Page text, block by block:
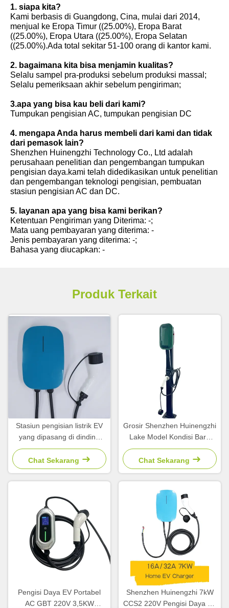
1. siapa kita?
Kami berbasis di Guangdong, Cina, mulai dari 2014,
menjual ke Eropa Timur ((25.00%), Eropa Barat
((25.00%), Eropa Utara ((25.00%), Eropa Selatan
((25.00%).Ada total sekitar 51-100 orang di kantor kami.
2. bagaimana kita bisa menjamin kualitas?
Selalu sampel pra-produksi sebelum produksi massal;
Selalu pemeriksaan akhir sebelum pengiriman;
3.apa yang bisa kau beli dari kami?
Tumpukan pengisian AC, tumpukan pengisian DC
4. mengapa Anda harus membeli dari kami dan tidak
dari pemasok lain?
Shenzhen Huinengzhi Technology Co., Ltd adalah
perusahaan penelitian dan pengembangan tumpukan
pengisian daya.kami telah didedikasikan untuk penelitian
dan pengembangan teknologi pengisian, pembuatan
stasiun pengisian AC dan DC.
5. layanan apa yang bisa kami berikan?
Ketentuan Pengiriman yang Diterima: -;
Mata uang pembayaran yang diterima: -
Jenis pembayaran yang diterima: -;
Bahasa yang diucapkan: -
Produk Terkait
Stasiun pengisian listrik EV
yang dipasang di dinding
7kW baru untuk kendaraan
listrik Pengisian cepat AC GB
Standar antarmuka 32A
Kondisi digunakan
Chat Sekarang
Grosir Shenzhen Huinengzhi
Lake Model Kondisi Baru
Smart EV/DC 60KW Fast
Car Charger GB/T Stasiun
Pengisian Lantai
Chat Sekarang
Pengisi Daya EV Portabel
AC GBT 220V 3,5KW
Shenzhen Huinengzhi 7kW
CCS2 220V Pengisi Daya EV